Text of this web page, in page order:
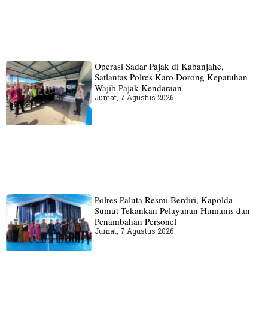
Operasi Sadar Pajak di Kabanjahe,
Satlantas Polres Karo Dorong Kepatuhan
Wajib Pajak Kendaraan
Jumat, 7 Agustus 2026
Polres Paluta Resmi Berdiri, Kapolda
Sumut Tekankan Pelayanan Humanis dan
Penambahan Personel
Jumat, 7 Agustus 2026